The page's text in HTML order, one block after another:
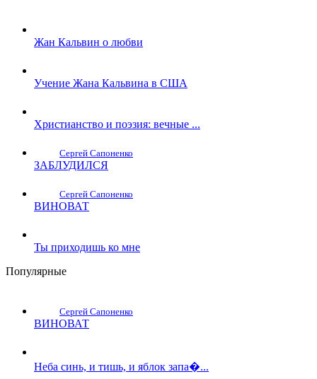
Жан Кальвин о любви
Учение Жана Кальвина в США
Христианство и поэзия: вечные ...
Сергей Сапоненко
ЗАБЛУДИЛСЯ
Сергей Сапоненко
ВИНОВАТ
Ты приходишь ко мне
Популярные
Сергей Сапоненко
ВИНОВАТ
Неба синь, и тишь, и яблок запа�...